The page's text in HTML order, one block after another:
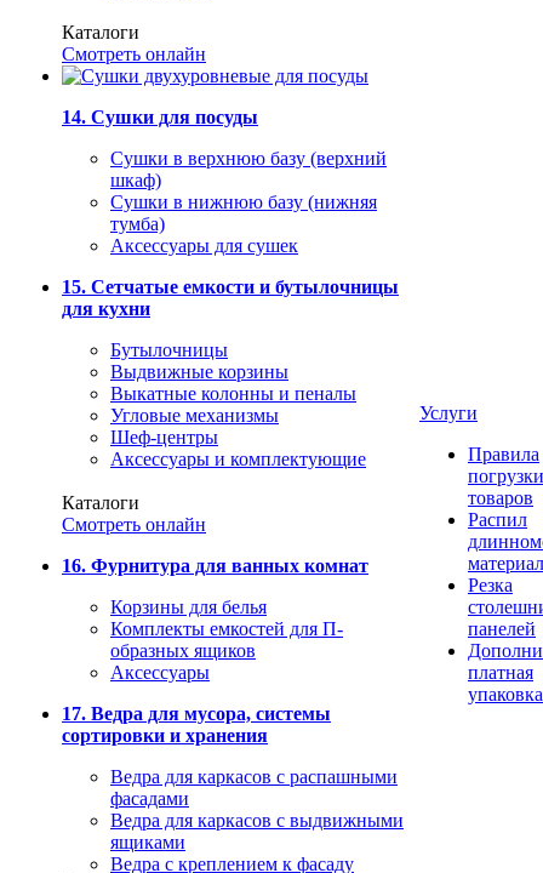
Каталоги
Смотреть онлайн
14. Сушки для посуды
Сушки в верхнюю базу (верхний
шкаф)
Сушки в нижнюю базу (нижняя
тумба)
Аксессуары для сушек
15. Сетчатые емкости и бутылочницы
для кухни
Бутылочницы
Выдвижные корзины
Выкатные колонны и пеналы
Угловые механизмы
Шеф-центры
Аксессуары и комплектующие
Каталоги
Смотреть онлайн
16. Фурнитура для ванных комнат
Корзины для белья
Комплекты емкостей для П-
образных ящиков
Аксессуары
17. Ведра для мусора, системы
сортировки и хранения
Ведра для каркасов с распашными
фасадами
Ведра для каркасов с выдвижными
ящиками
Ведра с креплением к фасаду
Услуги
Правила
погрузки
товаров
Распил
Резка
панелей
платная
упаковка